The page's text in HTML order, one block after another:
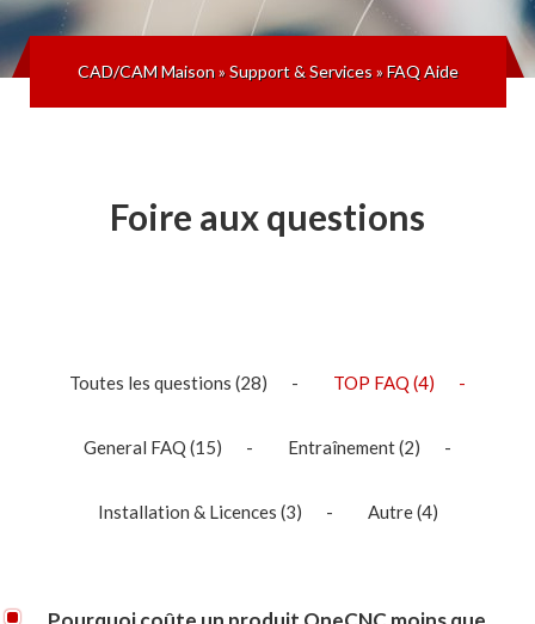
CAD/CAM Maison»Support & Services»FAQ Aide
Foire aux questions
Toutes les questions (28) TOP FAQ (4)
General FAQ (15) Entraînement(2)
Installation & Licences (3) Autre(4)